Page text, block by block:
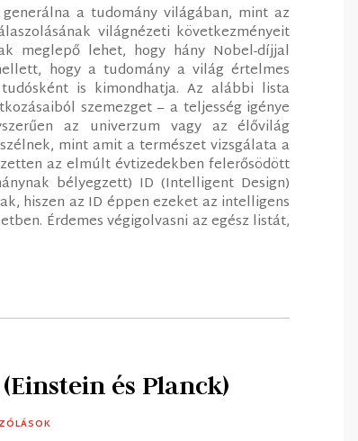
a tudomány világában, mint az
világnézeti következményeit
meglepő lehet, hogy hány Nobel-díjjal
hogy a tudomány a világ értelmes
is kimondhatja. Az alábbi lista
szemezget – a teljesség igénye
az univerzum vagy az élővilág
mint amit a természet vizsgálata a
az elmúlt évtizedekben felerősödött
bélyegzett) ID (Intelligent Design)
hiszen az ID éppen ezeket az intelligens
Érdemes végigolvasni az egész listát,
és Planck)